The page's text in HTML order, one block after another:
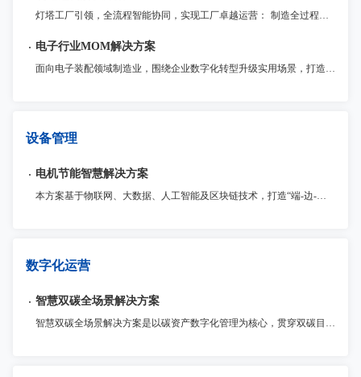
灯塔工厂引领，全流程智能协同，实现工厂卓越运营： 制造全过程监管与追溯：全面记录制造全流程数据，提升整体运营效率和质量控制水平。 流程敏捷化定制与优化：灵活定制生产管理流程和功能扩展，满足企业不同发展阶段的需求。 灯塔工厂管理实践引领：数据驱动生产资源配置，高效应对市场变化，提高盈利能力。
电子行业MOM解决方案
面向电子装配领域制造业，围绕企业数字化转型升级实用场景，打造统一管理MOM运营平台，以模块化提供包括生产（MES）、质量（QMS）、仓储（WMS）、设备物联（IOT）、电子工艺（ESOP）、现场问题管理（Andon）等制造领域各业务支撑系统，为企业提供一体化运营管理整套系统解决方案。
设备管理
电机节能智慧解决方案
本方案基于物联网、大数据、人工智能及区块链技术，打造“端-边-云”协同的电机智慧节能体系，为用户提供安全、智能、高效的电机节能数字化服务。
数字化运营
智慧双碳全场景解决方案
智慧双碳全场景解决方案是以碳资产数字化管理为核心，贯穿双碳目标规划、减碳路径实施的全流程服务体系，通过物联网、大数据、AI等数字化技术深度融合，赋能企业实现数字化可持续建设与绿色转型。